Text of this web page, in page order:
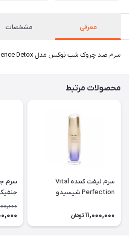
معرفی مشخصات
سرم ضد چروک شب نوکس مدل Nuxellence Detox مناسب برای انواع پوست.
محصولات مرتبط
سرم لیفت کننده Vital
Perfection شیسیدو
11,000,000 تومان
سرم